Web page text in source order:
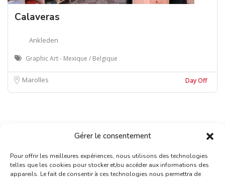
Gérer le consentement
Pour offrir les meilleures expériences, nous utilisons des technologies
telles que les cookies pour stocker et/ou accéder aux informations des
appareils. Le fait de consentir à ces technologies nous permettra de
Calaveras
Ankleden
Graphic Art - Mexique / Belgique
Marolles Day Off